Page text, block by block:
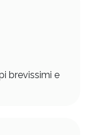
brevissimi e